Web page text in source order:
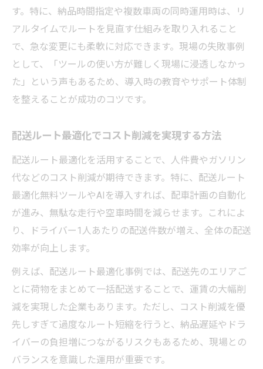
法
配送ルート最適化で学ぶアルゴリズムの実
装例
Pythonで試す配送ルート最適化のポイント
具体事例から学ぶ配送ルート最適化の実践ポイ
ント
ツ
配送の課題を解決する最適化成功事例の紹
介
現場で使える配送ルート最適化実践ノウハ
ウ
配送ルート最適化で成果を出す事例の共通
点
配送現場の声から見るルート最適化の効果
す。特に、納品時間指定や複数車両の同時運用時は、リ
アルタイムでルートを見直す仕組みを取り入れること
で、急な変更にも柔軟に対応できます。現場の失敗事例
として、「ツールの使い方が難しく現場に浸透しなかっ
た」という声もあるため、導入時の教育やサポート体制
を整えることが成功のコツです。
配送ルート最適化でコスト削減を実現する方法
配送ルート最適化を活用することで、人件費やガソリン
代などのコスト削減が期待できます。特に、配送ルート
最適化無料ツールやAIを導入すれば、配車計画の自動化
が進み、無駄な走行や空車時間を減らせます。これによ
り、ドライバー1人あたりの配送件数が増え、全体の配送
効率が向上します。
例えば、配送ルート最適化事例では、配送先のエリアご
とに荷物をまとめて一括配送することで、運賃の大幅削
減を実現した企業もあります。ただし、コスト削減を優
先しすぎて過度なルート短縮を行うと、納品遅延やドラ
イバーの負担増につながるリスクもあるため、現場との
バランスを意識した運用が重要です。